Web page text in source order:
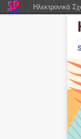
Ηλεκτρονικά